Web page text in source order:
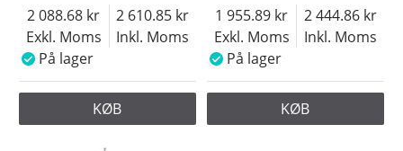
Exkl. Moms
2 088.68
Inkl. Moms
2 610.85
På lager
KØB
Exkl. Moms
1 955.89
Inkl. Moms
2 444.86
På lager
KØB